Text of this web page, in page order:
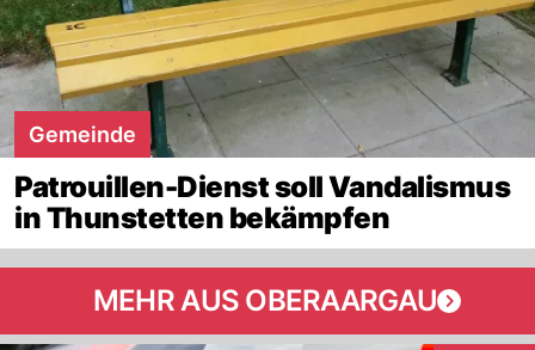
Gemeinde
Patrouillen-Dienst soll Vandalismus
in Thunstetten bekämpfen
MEHR AUS OBERAARGAU